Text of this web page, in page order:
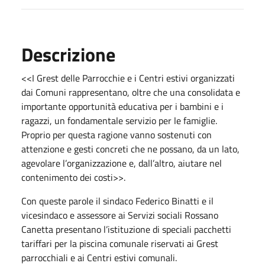
Descrizione
<<I Grest delle Parrocchie e i Centri estivi organizzati
dai Comuni rappresentano, oltre che una consolidata e
importante opportunità educativa per i bambini e i
ragazzi, un fondamentale servizio per le famiglie.
Proprio per questa ragione vanno sostenuti con
attenzione e gesti concreti che ne possano, da un lato,
agevolare l’organizzazione e, dall’altro, aiutare nel
contenimento dei costi>>.
Con queste parole il sindaco Federico Binatti e il
vicesindaco e assessore ai Servizi sociali Rossano
Canetta presentano l’istituzione di speciali pacchetti
tariffari per la piscina comunale riservati ai Grest
parrocchiali e ai Centri estivi comunali.